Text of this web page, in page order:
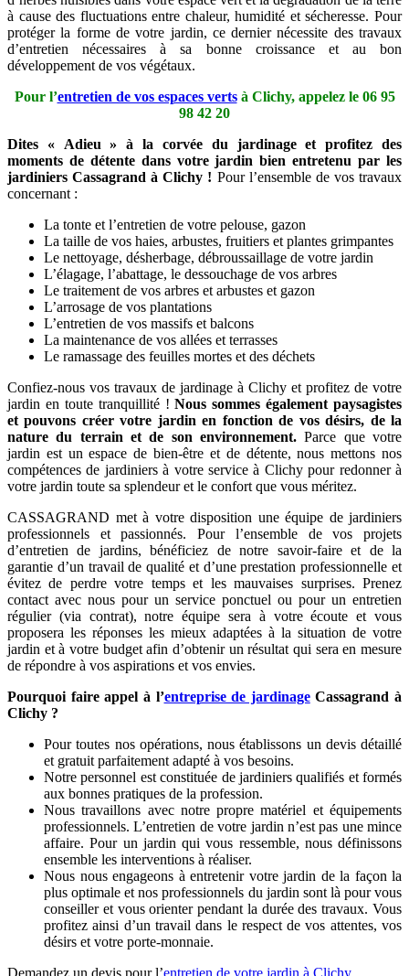
à cause des fluctuations entre chaleur, humidité et sécheresse. Pour
protéger la forme de votre jardin, ce dernier nécessite des travaux
d’entretien nécessaires à sa bonne croissance et au bon
développement de vos végétaux.
Pour l’entretien de vos espaces vertsà Clichy, appelez le 06 95
98 42 20
Dites « Adieu » à la corvée du jardinage et profitez des
moments de détente dans votre jardin bien entretenu par les
jardiniers Cassagrand à Clichy ! Pour l’ensemble de vos travaux
concernant :
La tonte et l’entretien de votre pelouse, gazon
La taille de vos haies, arbustes, fruitiers et plantes grimpantes
Le nettoyage, désherbage, débroussaillage de votre jardin
L’élagage, l’abattage, le dessouchage de vos arbres
Le traitement de vos arbres et arbustes et gazon
L’arrosage de vos plantations
L’entretien de vos massifs et balcons
La maintenance de vos allées et terrasses
Le ramassage des feuilles mortes et des déchets
Confiez-nous vos travaux de jardinage à Clichy et profitez de votre
jardin en toute tranquillité !Nous sommes également paysagistes
et pouvons créer votre jardin en fonction de vos désirs, de la
nature du terrain et de son environnement. Parce que votre
jardin est un espace de bien-être et de détente, nous mettons nos
compétences de jardiniers à votre service à Clichy pour redonner à
votre jardin toute sa splendeur et le confort que vous méritez.
CASSAGRAND met à votre disposition une équipe de jardiniers
professionnels et passionnés. Pour l’ensemble de vos projets
d’entretien de jardins, bénéficiez de notre savoir-faire et de la
garantie d’un travail de qualité et d’une prestation professionnelle et
évitez de perdre votre temps et les mauvaises surprises. Prenez
contact avec nous pour un service ponctuel ou pour un entretien
régulier (via contrat), notre équipe sera à votre écoute et vous
proposera les réponses les mieux adaptées à la situation de votre
jardin et à votre budget afin d’obtenir un résultat qui sera en mesure
de répondre à vos aspirations et vos envies.
Pourquoi faire appel à l’entreprise de jardinageCassagrand à
Clichy ?
Pour toutes nos opérations, nous établissons un devis détaillé
et gratuit parfaitement adapté à vos besoins.
Notre personnel est constituée de jardiniers qualifiés et formés
aux bonnes pratiques de la profession.
Nous travaillons avec notre propre matériel et équipements
professionnels. L’entretien de votre jardin n’est pas une mince
affaire. Pour un jardin qui vous ressemble, nous définissons
ensemble les interventions à réaliser.
Nous nous engageons à entretenir votre jardin de la façon la
plus optimale et nos professionnels du jardin sont là pour vous
conseiller et vous orienter pendant la durée des travaux. Vous
profitez ainsi d’un travail dans le respect de vos attentes, vos
désirs et votre porte-monnaie.